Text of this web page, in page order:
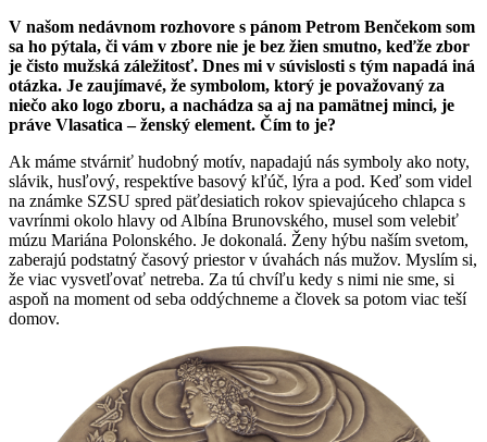
V našom nedávnom rozhovore s pánom Petrom Benčekom som
sa ho pýtala, či vám v zbore nie je bez žien smutno, keďže zbor
je čisto mužská záležitosť. Dnes mi v súvislosti s tým napadá iná
otázka. Je zaujímavé, že symbolom, ktorý je považovaný za
niečo ako logo zboru, a nachádza sa aj na pamätnej minci, je
práve Vlasatica – ženský element. Čím to je?
Ak máme stvárniť hudobný motív, napadajú nás symboly ako noty,
slávik, husľový, respektíve basový kľúč, lýra a pod. Keď som videl
na známke SZSU spred päťdesiatich rokov spievajúceho chlapca s
vavrínmi okolo hlavy od Albína Brunovského, musel som velebiť
múzu Mariána Polonského. Je dokonalá. Ženy hýbu naším svetom,
zaberajú podstatný časový priestor v úvahách nás mužov. Myslím si,
že viac vysvetľovať netreba. Za tú chvíľu kedy s nimi nie sme, si
aspoň na moment od seba oddýchneme a človek sa potom viac teší
domov.